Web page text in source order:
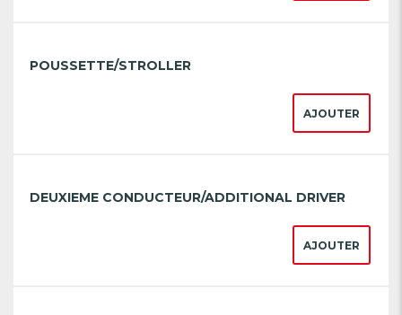
POUSSETTE/STROLLER
AJOUTER
DEUXIEME CONDUCTEUR/ADDITIONAL DRIVER
AJOUTER